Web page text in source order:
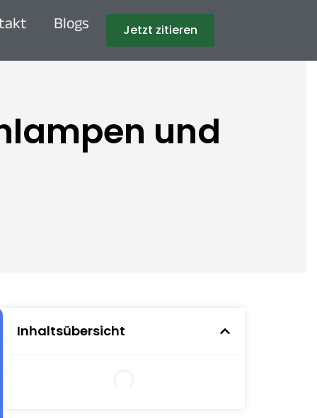
Blogs Jetzt zitieren
und
Inhaltsübersicht